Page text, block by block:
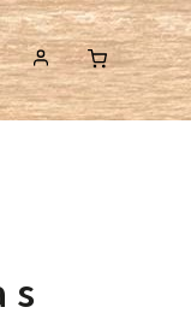
Poradenství
s